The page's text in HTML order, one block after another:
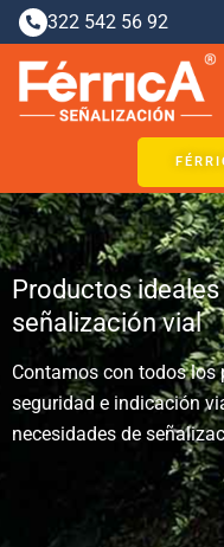
al
contenido
322 542 56 92
Productos
señalización vial
Contamos con todos los
seguridad e indicación
necesidades de